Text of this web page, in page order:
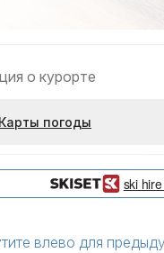
о курорте
Карты погоды
ski
влево для